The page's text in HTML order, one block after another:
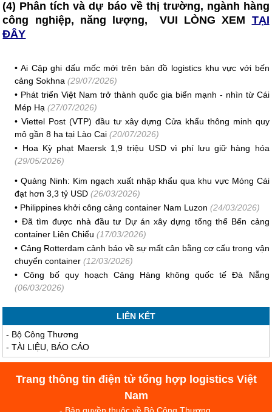
(4) Phân tích và dự báo về thị trường, ngành hàng
công nghiệp, năng lượng, VUI LÒNG XEM TẠI
ĐÂY
•Ai Cập ghi dấu mốc mới trên bản đồ logistics khu vực với bến
cảng Sokhna (29/07/2026)
• Phát triển Việt Nam trở thành quốc gia biển mạnh - nhìn từ Cái
Mép Hạ (27/07/2026)
•Viettel Post (VTP) đầu tư xây dựng Cửa khẩu thông minh quy
mô gần 8 ha tại Lào Cai (20/07/2026)
• Hoa Kỳ phạt Maersk 1,9 triệu USD vì phí lưu giữ hàng hóa
(29/05/2026)
•Quảng Ninh: Kim ngạch xuất nhập khẩu qua khu vực Móng Cái
đạt hơn 3,3 tỷ USD (26/03/2026)
• Philippines khởi công cảng container Nam Luzon (24/03/2026)
• Đã tìm được nhà đầu tư Dự án xây dựng tổng thể Bến cảng
container Liên Chiểu (17/03/2026)
• Cảng Rotterdam cảnh báo về sự mất cân bằng cơ cấu trong vận
chuyển container (12/03/2026)
• Công bố quy hoạch Cảng Hàng không quốc tế Đà Nẵng
(06/03/2026)
LIÊN KẾT
- Bộ Công Thương
-TÀI LIỆU, BÁO CÁO
Trang thông tin điện tử tổng hợp logistics Việt
Nam